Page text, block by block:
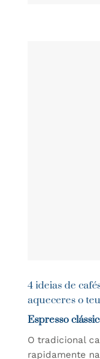
4 ideias de
aqueceres o
Espresso
O tradicional
rapidamente